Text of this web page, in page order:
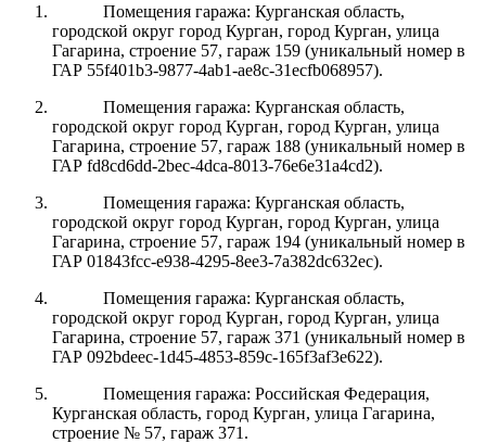
Помещения гаража: Курганская область,
городской округ город Курган, город Курган, улица
Гагарина, строение 57, гараж 159 (уникальный номер в
ГАР 55f401b3-9877-4ab1-ae8c-31ecfb068957).
Помещения гаража: Курганская область,
городской округ город Курган, город Курган, улица
Гагарина, строение 57, гараж 188 (уникальный номер в
ГАР fd8cd6dd-2bec-4dca-8013-76e6e31a4cd2).
Помещения гаража: Курганская область,
городской округ город Курган, город Курган, улица
Гагарина, строение 57, гараж 194 (уникальный номер в
ГАР 01843fcc-e938-4295-8ee3-7a382dc632ec).
Помещения гаража: Курганская область,
городской округ город Курган, город Курган, улица
Гагарина, строение 57, гараж 371 (уникальный номер в
ГАР 092bdeec-1d45-4853-859c-165f3af3e622).
Помещения гаража: Российская Федерация,
Курганская область, город Курган, улица Гагарина,
строение № 57, гараж 371 .